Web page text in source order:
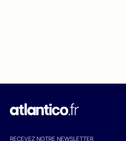
RECEVEZ NOTRE NEWSLETTER